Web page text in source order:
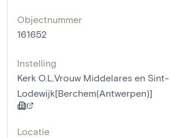
Objectnummer
161652
Instelling
Kerk O.L.Vrouw Middelares en Sint-
Lodewijk[Berchem(Antwerpen)]
Locatie